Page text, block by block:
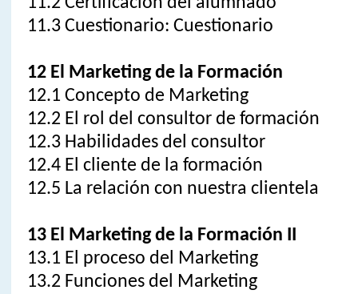
11.3 Cuestionario: Cuestionario
12 El Marketing de la Formación
12.1 Concepto de Marketing
12.2 El rol del consultor de formación
12.3 Habilidades del consultor
12.4 El cliente de la formación
12.5 La relación con nuestra clientela
13 El Marketing de la Formación II
13.1 El proceso del Marketing
13.2 Funciones del Marketing